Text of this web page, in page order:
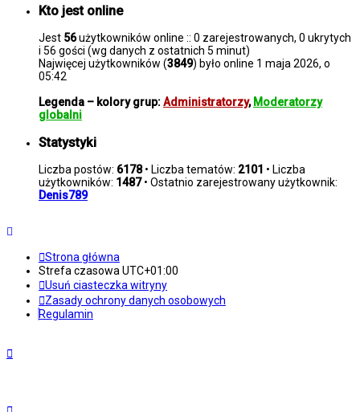
Kto jest online
Jest 56użytkowników online :: 0 zarejestrowanych, 0 ukrytych
i 56 gości (wg danych z ostatnich 5 minut)
Najwięcej użytkowników (3849) było online 1 maja 2026, o
05:42
Legenda – kolory grup:Administratorzy, Moderatorzy
globalni
Statystyki
Liczba postów: 6178• Liczba tematów: 2101 • Liczba
użytkowników: 1487• Ostatnio zarejestrowany użytkownik:
Denis789
Strona główna
Strefa czasowa UTC+01:00
Usuń ciasteczka witryny
Zasady ochrony danych osobowych
Regulamin